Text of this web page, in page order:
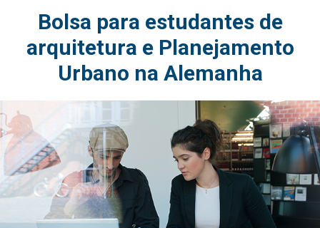
Bolsa para estudantes de
arquitetura e Planejamento
Urbano na Alemanha